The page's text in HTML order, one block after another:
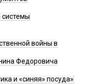
войны в
Федоровича
и «синяя» посуда»